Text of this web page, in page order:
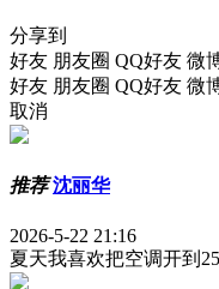
分享到
好友 朋友圈 QQ好友 微
好友 朋友圈 QQ好友 微
取消
推荐沈丽华
2026-5-22 21:16
夏天我喜欢把空调开到